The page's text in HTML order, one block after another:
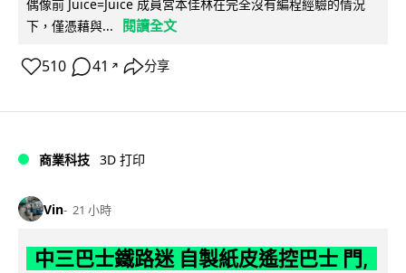
偶像前 Juice=Juice 成員宮本佳林在完全沒有編程經驗的情況
下，僅憑藉與...
閱讀全文
510 41 ↗ 分享
商業科技 3D 打印
Vin 21 小時
中三巴士鐵路迷 自製紙皮遙控巴士 門,